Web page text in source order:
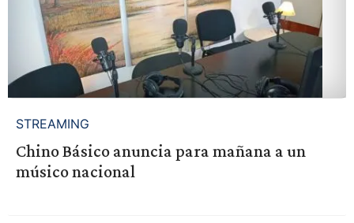
STREAMING
Chino Básico anuncia para mañana a un
músico nacional